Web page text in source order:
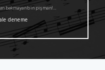
bakmayan bin pişman!…
deneme